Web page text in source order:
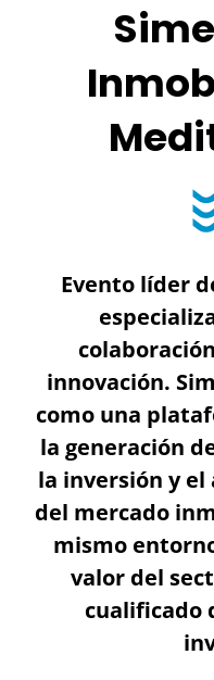
Evento líder
innovación.
como una
la generación
la inversión y
del mercado
mismo
valor del
cualificado